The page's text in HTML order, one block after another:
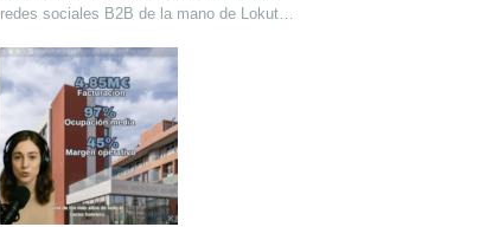
redes sociales B2B de la mano de Lokutor